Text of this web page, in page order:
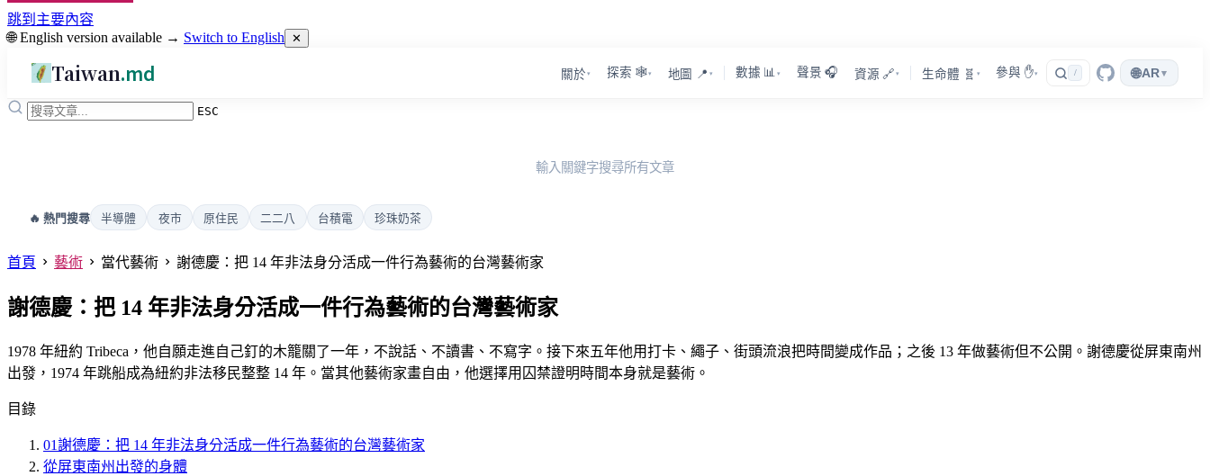
跳到主要內容
🌐 English version available → Switch to English ✕
Taiwan.md 關於 ▾ 探索 🕸️▾ 地圖 📍 ▾ 數據 📊 ▾ 聲景 🎧 資源 🔗 ▾ 生命體 🧬 ▾ 參與 ✋▾ / 🌐AR▾
ESC
輸入關鍵字搜尋所有文章
🔥 熱門搜尋 半導體 夜市 原住民 二二八 台積電 珍珠奶茶
首頁 藝術 當代藝術 謝德慶：把 14 年非法身分活成一件行為藝術的台灣藝術家
謝德慶：把 14 年非法身分活成一件行為藝術的台灣藝術家
1978 年紐約 Tribeca，他自願走進自己釘的木籠關了一年，不說話、不讀書、不寫字。接下來五年他用打卡、繩子、街頭流浪把時間變成作品；之後 13 年做藝術但不公開。謝德慶從屏東南州
出發，1974 年跳船成為紐約非法移民整整 14 年。當其他藝術家畫自由，他選擇用囚禁證明時間本身就是藝術。
目錄
01謝德慶：把 14 年非法身分活成一件行為藝術的台灣藝術家
從屏東南州出發的身體